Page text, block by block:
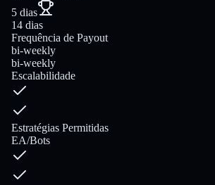
5 dias
14 dias
Frequência de Payout
bi-weekly
bi-weekly
Escalabilidade
Estratégias Permitidas
EA/Bots